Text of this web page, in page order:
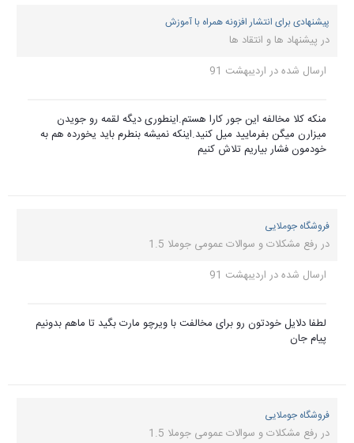
پیشنهادی برای انتشار افزونه همراه با آموزش
در پیشنهاد ها و انتقاد ها
ارسال شده در اردیبهشت 91
منکه کلا مخالفه این جور کارا هستم.اینطوری دیگه لقمه رو جویدن
میزارن میگن بفرمایید میل کنید.اینکه نمیشه بنطرم باید یخورده هم به
خودمون فشار بیاریم تلاش کنیم
فروشگاه جوملایی
در رفع مشکلات و سوالات عمومی جوملا 1.5
ارسال شده در اردیبهشت 91
لطفا دلایل خودتون رو برای مخالفت با ویرچو مارت بگید تا ماهم بدونیم
پیام جان
فروشگاه جوملایی
در رفع مشکلات و سوالات عمومی جوملا 1.5